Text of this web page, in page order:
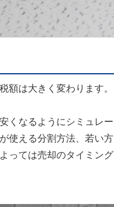
額は大きく変わります。
くなるようにシミュレー
使える分割方法、若い方
っては売却のタイミング